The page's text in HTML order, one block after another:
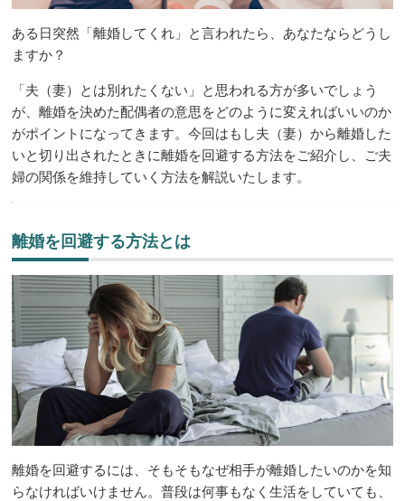
ある日突然「離婚してくれ」と言われたら、あなたならどうし
ますか？
「夫（妻）とは別れたくない」と思われる方が多いでしょう
が、離婚を決めた配偶者の意思をどのように変えればいいのか
がポイントになってきます。今回はもし夫（妻）から離婚した
いと切り出されたときに離婚を回避する方法をご紹介し、ご夫
婦の関係を維持していく方法を解説いたします。
離婚を回避する方法とは
離婚を回避するには、そもそもなぜ相手が離婚したいのかを知
らなければいけません。普段は何事もなく生活をしていても、